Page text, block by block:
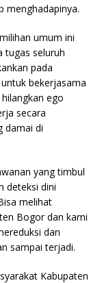
menghadapinya.
umum ini
tugas seluruh
pada
bekerjasama
ego
secara
damai di
yang timbul
deteksi dini
melihat
Bogor dan kami
dan
sampai terjadi.
Kabupaten